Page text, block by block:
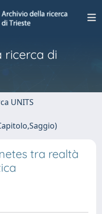
ricerca di
UNITS
tra realtà